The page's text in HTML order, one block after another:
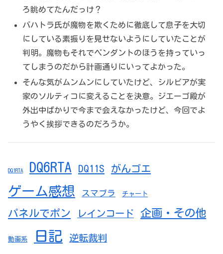
ろ眺めてたんだっけ？
バハトラ氏が魔物を欺くために徹底して息子を大切
にしている素振りを見せないようにしていたことが
判明。魔物もそれでペンダントのほうを持っていっ
てしまうのだから計画通りにいってよかった。
そんな気がムンムンにしていたけど、シルビアが実
家のソルティコに変えることを決意。ジエーゴ殿が
外出中ばかりで今まで会えなかったけど、今回でよ
うやく挨拶できるのだろうか。
DQ1RTA DQ6RTA DQ11S がんゴエ
ゲーム感想 スマブラ チャート
パネルでポン レインコード 企画・その他
動画系 日記 逆転裁判